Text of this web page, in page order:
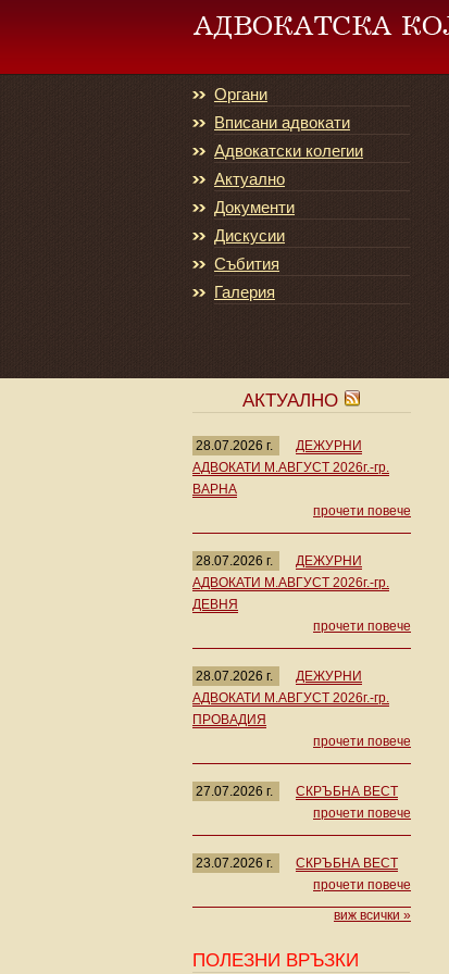
Органи
Вписани адвокати
Адвокатски колегии
Актуално
Документи
Дискусии
Събития
Галерия
АКТУАЛНО
28.07.2026 г.
ДЕЖУРНИ
АДВОКАТИ М.АВГУСТ 2026г.-гр.
ВАРНА
прочети повече
28.07.2026 г.
ДЕЖУРНИ
АДВОКАТИ М.АВГУСТ 2026г.-гр.
ДЕВНЯ
прочети повече
28.07.2026 г.
ДЕЖУРНИ
АДВОКАТИ М.АВГУСТ 2026г.-гр.
ПРОВАДИЯ
прочети повече
27.07.2026 г.
СКРЪБНА ВЕСТ
прочети повече
23.07.2026 г.
СКРЪБНА ВЕСТ
прочети повече
виж всички »
ПОЛЕЗНИ ВРЪЗКИ